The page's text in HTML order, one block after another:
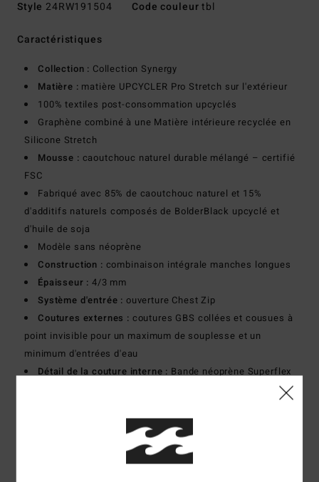
Style 24RW191504 Code couleurtbl
Caractéristiques
Collection : Collection Synergy
Matière : matière UPCYCLER Pro Stretch sur l'extérieur
100% textiles post-consommation upcyclés
Graphène combiné à une Matière intérieure recyclée en
Silicone Stretch
Mousse : caoutchouc naturel durable mélangé – certifié
FSC
Fabriqué avec 85% de caoutchouc naturel et 15%
d'additifs naturels composés de BolderBlack upcyclé et
d'huile de soja
Modèle sans néoprène
Construction : combinaison intégrale manches longues
Épaisseur : 4/3 mm
Système d'entrée : ouverture Chest Zip
Coutures externes : coutures GBS collées et cousues à
point invisible pour un maximum de souplesse et un
minimum d'entrées d'eau
Détail de la couture interne : Bande néoprène Superflex
100% polychloroprène